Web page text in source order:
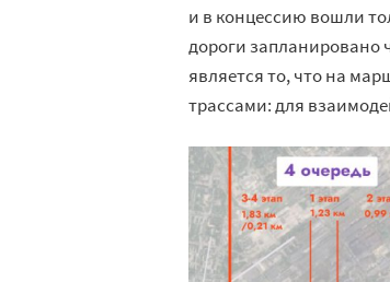
и в концессию вошли
дороги запланировано
является то, что на
трассами: для